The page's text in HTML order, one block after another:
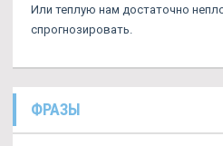
Или теплую нам достаточно
спрогнозировать.
ФРАЗЫ